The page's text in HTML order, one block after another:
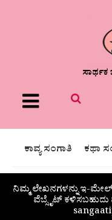
ಸಾರ್ಥಕ
Menu
ಕಾವ್ಯ ಸಂಗಾತಿ ಕಥಾ
ನಿಮ್ಮ ಲೇಖನಗಳನ್ನು ಇ-
ವೆಬ್ಸೈಟ್ ಕಳಿಸಬಹುದು